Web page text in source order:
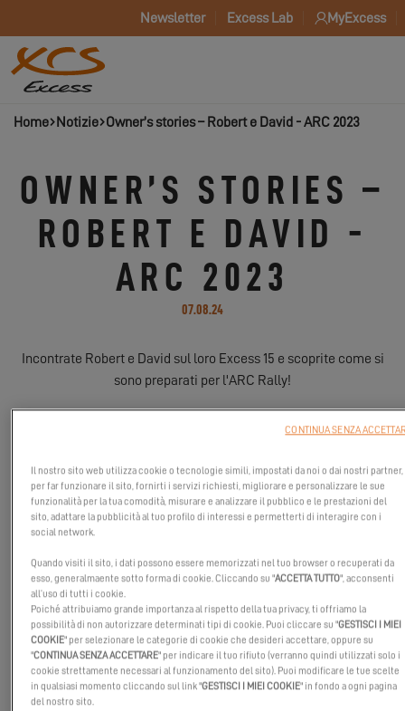
Newsletter Excess Lab MyExcess
Home Notizie Owner’s stories – Robert e David - ARC 2023
OWNER’S STORIES –
ROBERT E DAVID -
ARC 2023
07.08.24
Incontrate Robert e David sul loro Excess 15 e scoprite come si
sono preparati per l'ARC Rally!
Il nostro sito web utilizza cookie o tecnologie simili, impostati da noi o dai nostri partner,
per far funzionare il sito, fornirti i servizi richiesti, migliorare e personalizzare le sue
funzionalità per la tua comodità, misurare e analizzare il pubblico e le prestazioni del
sito, adattare la pubblicità al tuo profilo di interessi e permetterti di interagire con i
social network.
Quando visiti il sito, i dati possono essere memorizzati nel tuo browser o recuperati da
esso, generalmaente sotto forma di cookie. Cliccando su "ACCETTA TUTTO", acconsenti
all’uso di tutti i cookie.
Poiché attribuiamo grande importanza al rispetto della tua privacy, ti offriamo la
possibilità di non autorizzare determinati tipi di cookie. Puoi cliccare su "GESTISCI I MIEI
COOKIE" per selezionare le categorie di cookie che desideri accettare, oppure su
"CONTINUA SENZA ACCETTARE" per indicare il tuo rifiuto (verranno quindi utilizzati solo i
cookie strettamente necessari al funzionamento del sito). Puoi modificare le tue scelte
in qualsiasi momento cliccando sul link "GESTISCI I MIEI COOKIE" in fondo a ogni pagina
del nostro sito.
CONTINUA SENZA